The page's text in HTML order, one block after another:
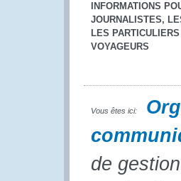
INFORMATIONS
JOURNALISTES,
LES
VOYAGEURS
Vous êtes ici:
de